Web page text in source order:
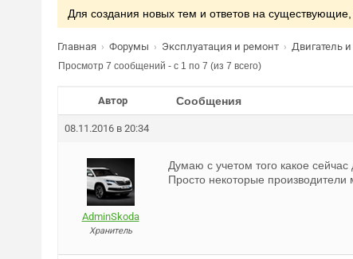
Для создания новых тем и ответов на
Главная › Форумы › Эксплуатация и ремонт › Двигатель
Просмотр 7 сообщений - с 1 по 7 (из 7 всего)
Автор Сообщения
08.11.2016 в 20:34
AdminSkoda
Хранитель
Думаю с учетом того какое
Просто некоторые